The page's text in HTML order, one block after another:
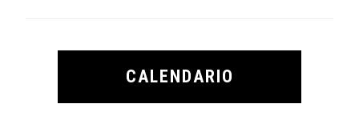
CALENDARIO